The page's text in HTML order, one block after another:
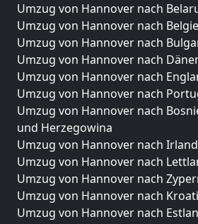
Umzug von Hannover nach
Umzug von Hannover nach
Umzug von Hannover nach
Umzug von Hannover nach
Umzug von Hannover nach
Umzug von Hannover nach
Umzug von Hannover nach
und Herzegowina
Umzug von Hannover nach Irland
Umzug von Hannover nach
Umzug von Hannover nach
Umzug von Hannover nach
Umzug von Hannover nach